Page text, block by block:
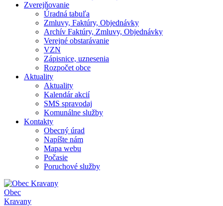
Zverejňovanie
Úradná tabuľa
Zmluvy, Faktúry, Objednávky
Archív Faktúry, Zmluvy, Objednávky
Verejné obstarávanie
VZN
Zápisnice, uznesenia
Rozpočet obce
Aktuality
Aktuality
Kalendár akcií
SMS spravodaj
Komunálne služby
Kontakty
Obecný úrad
Napíšte nám
Mapa webu
Počasie
Poruchové služby
Obec
Kravany